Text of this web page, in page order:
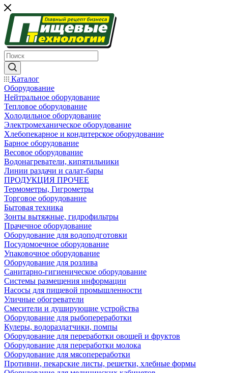
Каталог
Оборудование
Нейтральное оборудование
Тепловое оборудование
Холодильное оборудование
Электромеханическое оборудование
Хлебопекарное и кондитерское оборудование
Барное оборудование
Весовое оборудование
Водонагреватели, кипятильники
Линии раздачи и салат-бары
ПРОДУКЦИЯ ПРОЧЕЕ
Термометры, Гигрометры
Торговое оборудование
Бытовая техника
Зонты вытяжные, гидрофильтры
Прачечное оборудование
Оборудование для водоподготовки
Посудомоечное оборудование
Упаковочное оборудование
Оборудование для розлива
Санитарно-гигиеническое оборудование
Системы размещения информации
Насосы для пищевой промышленности
Уличные обогреватели
Смесители и душирующие устройства
Оборудование для рыбопереработки
Кулеры, водораздатчики, помпы
Оборудование для переработки овощей и фруктов
Оборудование для переработки молока
Оборудование для мясопереработки
Противни, пекарские листы, решетки, хлебные формы